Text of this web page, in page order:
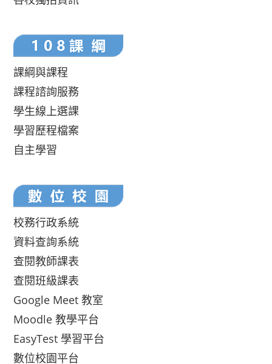
課綱與課程
課程諮詢服務
學生線上選課
學習歷程檔案
自主學習
校務行政系統
資料查詢系統
查閱教師課表
查閱班級課表
Google Meet 教室
Moodle 教學平台
EasyTest 學習平台
數位校園平台